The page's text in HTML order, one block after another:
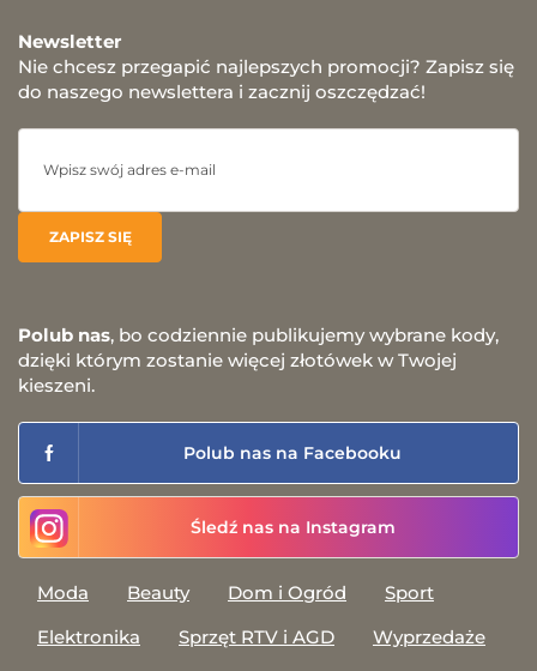
Newsletter
Nie chcesz przegapić najlepszych promocji? Zapisz się
do naszego newslettera i zacznij oszczędzać!
Polub nas, bo codziennie publikujemy wybrane kody,
dzięki którym zostanie więcej złotówek w Twojej
kieszeni.
Polub nas na Facebooku
Śledź nas na Instagram
Moda Beauty Dom i Ogród
Sport
Elektronika
Sprzęt RTV i AGD
Wyprzedaże